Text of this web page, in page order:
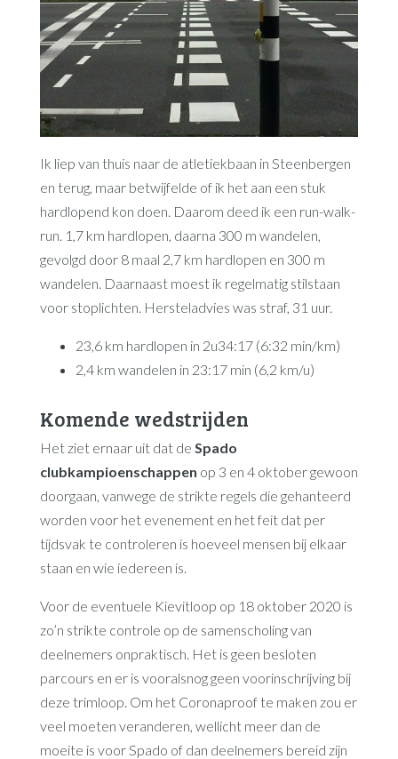
Ik liep van thuis naar de atletiekbaan in Steenbergen
en terug, maar betwijfelde of ik het aan een stuk
hardlopend kon doen. Daarom deed ik een run-walk-
run. 1,7 km hardlopen, daarna 300 m wandelen,
gevolgd door 8 maal 2,7 km hardlopen en 300 m
wandelen. Daarnaast moest ik regelmatig stilstaan
voor stoplichten. Hersteladvies was straf, 31 uur.
23,6 km hardlopen in 2u34:17 (6:32 min/km)
2,4 km wandelen in 23:17 min (6,2 km/u)
Komende wedstrijden
Het ziet ernaar uit dat de Spado
clubkampioenschappen op 3 en 4 oktober gewoon
doorgaan, vanwege de strikte regels die gehanteerd
worden voor het evenement en het feit dat per
tijdsvak te controleren is hoeveel mensen bij elkaar
staan en wie iedereen is.
Voor de eventuele Kievitloop op 18 oktober 2020 is
zo’n strikte controle op de samenscholing van
deelnemers onpraktisch. Het is geen besloten
parcours en er is vooralsnog geen voorinschrijving bij
deze trimloop. Om het Coronaproof te maken zou er
veel moeten veranderen, wellicht meer dan de
moeite is voor Spado of dan deelnemers bereid zijn